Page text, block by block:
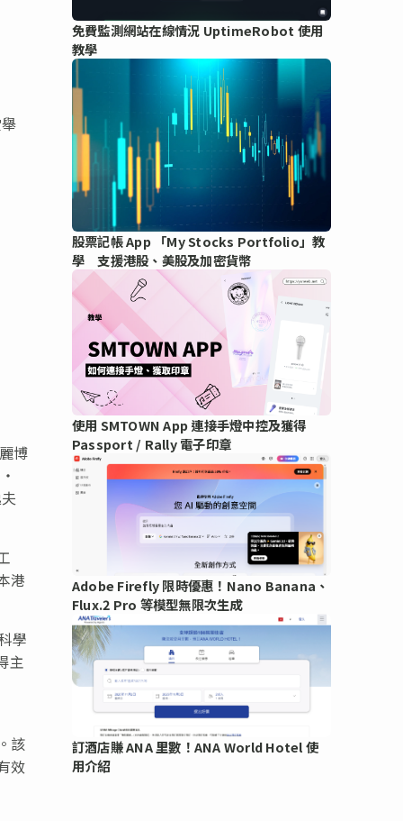
博
港
學
主
該
效
免費監測網站在線情況 UptimeRobot 使用
教學
股票記帳 App 「My Stocks Portfolio」教
學 支援港股、美股及加密貨幣
使用 SMTOWN App 連接手燈中控及獲得
Passport / Rally 電子印章
Adobe Firefly 限時優惠！Nano Banana、
Flux.2 Pro 等模型無限次生成
訂酒店賺 ANA 里數！ANA World Hotel 使
用介紹